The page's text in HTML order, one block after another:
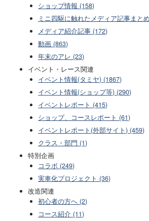
ショップ情報 (158)
ミニ四駆に触れたメディア記事まと
メディア紹介記事 (172)
動画 (863)
年末のアレ (23)
イベント・レース関連
イベント情報(タミヤ) (1867)
イベント情報(ショップ等) (290)
イベントレポート (415)
ショップ、コースレポート (61)
イベントレポート(外部サイト) (459)
クラス・部門 (1)
特別企画
コラボ (249)
実車化プロジェクト (36)
改造関連
初心者の方へ (2)
コース紹介 (11)